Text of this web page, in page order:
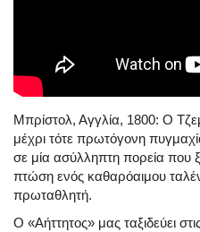
Μπρίστολ, Αγγλία, 1800: Ο
μέχρι τότε πρωτόγονη
σε μία ασύλληπτη πορεία που
πτώση ενός καθαρόαιμου
πρωταθλητή.
Ο «Αήττητος» μας ταξιδεύει